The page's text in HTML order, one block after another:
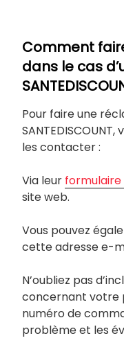
Comment
dans le cas
Pour faire une
les contacter :
Via leur
site web.
Vous pouvez
cette adresse e-
N’oubliez pas
concernant votre
numéro de
problème et les